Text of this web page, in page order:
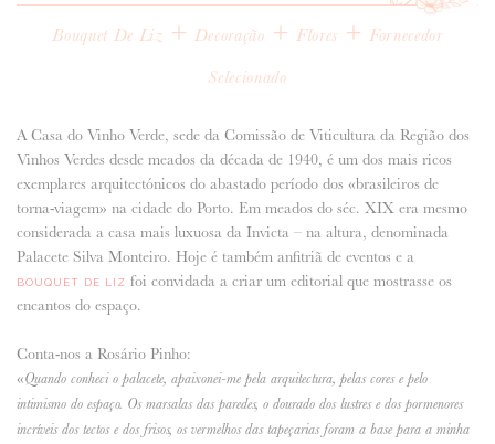
ENTREVISTAS
CASAVA-ME AQUI!
FORNECEDORES RECOMENDADOS
ANUNCIE CONNOSCO
Bouquet De Liz + Decoração + Flores + Fornecedor
Selecionado
A Casa do Vinho Verde, sede da Comissão de Viticultura da Região dos
Vinhos Verdes desde meados da década de 1940, é um dos mais ricos
exemplares arquitectónicos do abastado período dos «brasileiros de
torna-viagem» na cidade do Porto. Em meados do séc. XIX era mesmo
considerada a casa mais luxuosa da Invicta – na altura, denominada
Palacete Silva Monteiro. Hoje é também anfitriã de eventos e a
BOUQUET DE LIZ foi convidada a criar um editorial que mostrasse os
encantos do espaço.
Conta-nos a Rosário Pinho:
«Quando conheci o palacete, apaixonei-me pela arquitectura, pelas cores e pelo
intimismo do espaço. Os marsalas das paredes, o dourado dos lustres e dos pormenores
incríveis dos tectos e dos frisos, os vermelhos das tapeçarias foram a base para a minha